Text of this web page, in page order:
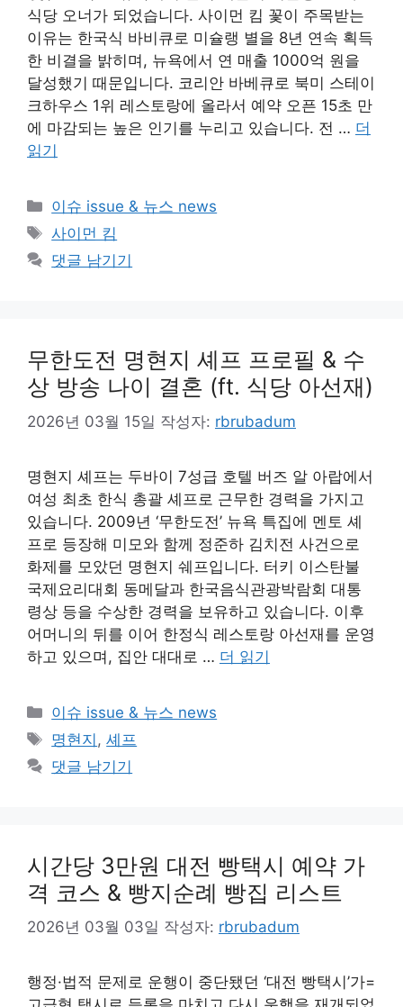
식당 오너가 되었습니다. 사이먼 킴 꽃이 주목받는
이유는 한국식 바비큐로 미슐랭 별을 8년 연속 획득
한 비결을 밝히며, 뉴욕에서 연 매출 1000억 원을
달성했기 때문입니다. 코리안 바베큐로 북미 스테이
크하우스 1위 레스토랑에 올라서 예약 오픈 15초 만
에 마감되는 높은 인기를 누리고 있습니다. 전 … 더
읽기
카
테
리
이슈 issue & 뉴스 news
태
그
사이먼 킴
댓글 남기기
무한도전 명현지 셰프 프로필 & 수
상 방송 나이 결혼 (ft. 식당 아선재)
2026년 03월 15일 작성자: rbrubadum
명현지 셰프는 두바이 7성급 호텔 버즈 알 아랍에서
여성 최초 한식 총괄 셰프로 근무한 경력을 가지고
있습니다. 2009년 ‘무한도전’ 뉴욕 특집에 멘토 셰
프로 등장해 미모와 함께 정준하 김치전 사건으로
화제를 모았던 명현지 쉐프입니다. 터키 이스탄불
국제요리대회 동메달과 한국음식관광박람회 대통
령상 등을 수상한 경력을 보유하고 있습니다. 이후
어머니의 뒤를 이어 한정식 레스토랑 아선재를 운영
하고 있으며, 집안 대대로 … 더 읽기
카
테
고
리
이슈 issue & 뉴스 news
태
그
명현지 ,셰프
댓글 남기기
시간당 3만원 대전 빵택시 예약 가
격 코스 & 빵지순례 빵집 리스트
2026년 03월 03일 작성자: rbrubadum
행정·법적 문제로 운행이 중단됐던 ‘대전 빵택시’가=